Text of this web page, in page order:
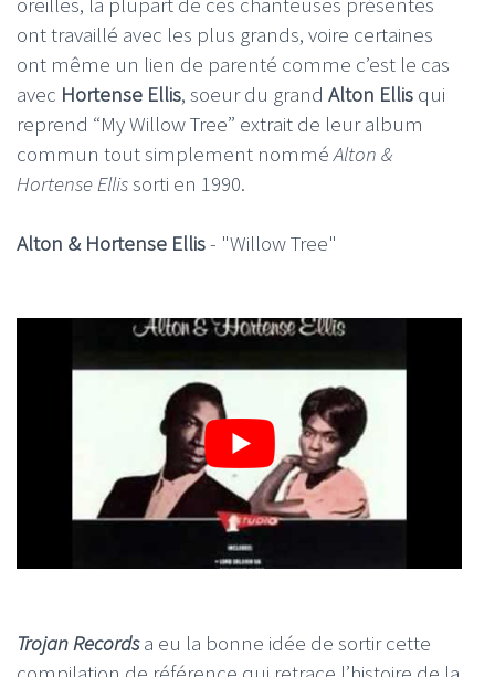
ont travaillé avec les plus grands, voire certaines
ont même un lien de parenté comme c’est le cas
avec Hortense Ellis, soeur du grand Alton Ellis qui
reprend “My Willow Tree” extrait de leur album
commun tout simplement nomméAlton &
Hortense Ellissorti en 1990.
Alton & Hortense Ellis- "Willow Tree"
Trojan Recordsa eu la bonne idée de sortir cette